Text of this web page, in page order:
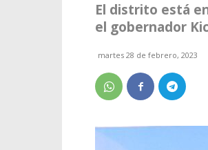
El distrito está
el gobernador
martes 28 de febrero, 2023